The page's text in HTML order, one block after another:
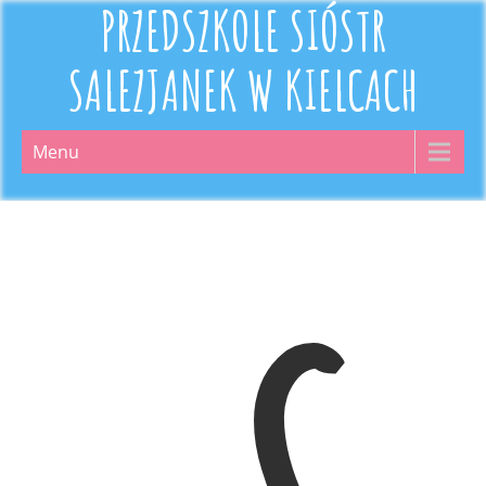
PRZEDSZKOLE SIÓSTR
SALEZJANEK W KIELCACH
Menu